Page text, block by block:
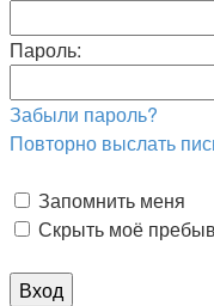
Пароль:
Забыли пароль?
Повторно выслать
Запомнить меня
Скрыть моё